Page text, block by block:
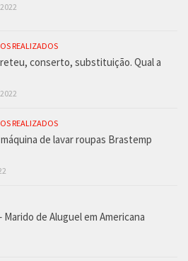
REALIZADOS
conserto, substituição. Qual a
REALIZADOS
de lavar roupas Brastemp
Marido de Aluguel em Americana